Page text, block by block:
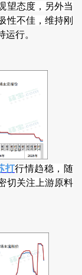
望态度，另外当
性不佳，维持刚
运行。
打行情趋稳，随
切关注上游原料